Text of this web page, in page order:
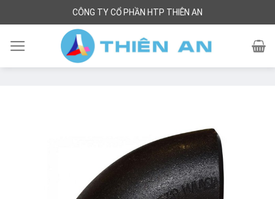
to
content
CÔNG TY CỔ PHẦN HTP THIÊN AN